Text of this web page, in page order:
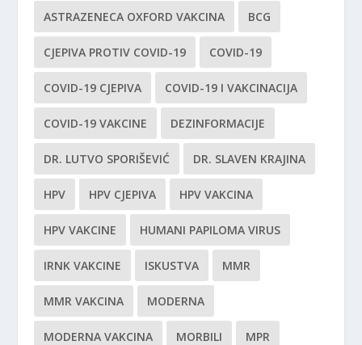
ASTRAZENECA OXFORD VAKCINA BCG
CJEPIVA PROTIV COVID-19 COVID-19
COVID-19 CJEPIVA COVID-19 I VAKCINACIJA
COVID-19 VAKCINE DEZINFORMACIJE
DR. LUTVO SPORIŠEVIĆ DR. SLAVEN KRAJINA
HPV HPV CJEPIVA HPV VAKCINA
HPV VAKCINE HUMANI PAPILOMA VIRUS
IRNK VAKCINE ISKUSTVA MMR
MMR VAKCINA MODERNA
MODERNA VAKCINA MORBILI MPR